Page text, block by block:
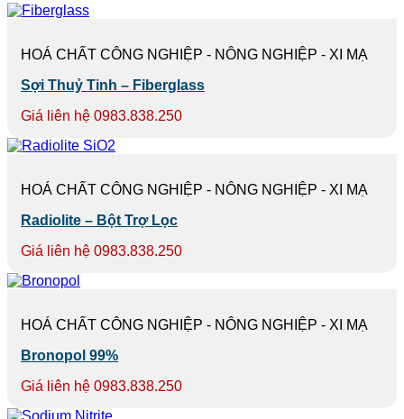
HOÁ CHẤT CÔNG NGHIỆP - NÔNG NGHIỆP - XI MẠ
Sợi Thuỷ Tinh – Fiberglass
Giá liên hệ 0983.838.250
HOÁ CHẤT CÔNG NGHIỆP - NÔNG NGHIỆP - XI MẠ
Radiolite – Bột Trợ Lọc
Giá liên hệ 0983.838.250
HOÁ CHẤT CÔNG NGHIỆP - NÔNG NGHIỆP - XI MẠ
Bronopol 99%
Giá liên hệ 0983.838.250